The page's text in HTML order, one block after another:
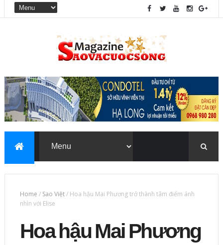
Home / Sao Việt/ Hoa hậu Mai Phương trở thành tâm điểm ánh
nhìn với Elise
Hoa hậu Mai Phương